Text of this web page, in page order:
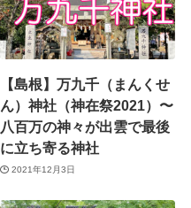
【島根】万九千（まんくせ
ん）神社（神在祭2021）〜
八百万の神々が出雲で最後
に立ち寄る神社
2021年12月3日